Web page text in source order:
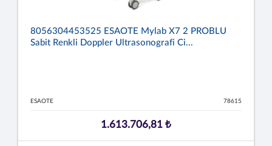
8056304453525 ESAOTE Mylab X7 2 PROBLU
Sabit Renkli Doppler Ultrasonografi Ci...
ESAOTE 78615
1.613.706,81 ₺